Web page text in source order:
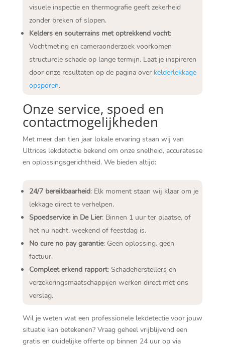
visuele inspectie en thermografie geeft zekerheid
zonder breken of slopen.
Kelders en souterrains met optrekkend vocht:
Vochtmeting en cameraonderzoek voorkomen
structurele schade op lange termijn. Laat je inspireren
door onze resultaten op de pagina over kelderlekkage
opsporen.
Onze service, spoed en
contactmogelijkheden
Met meer dan tien jaar lokale ervaring staan wij van
Ultrices lekdetectie bekend om onze snelheid, accuratesse
en oplossingsgerichtheid. We bieden altijd:
24/7 bereikbaarheid: Elk moment staan wij klaar om je
lekkage direct te verhelpen.
Spoedservice in De Lier: Binnen 1 uur ter plaatse, of
het nu nacht, weekend of feestdag is.
No cure no pay garantie: Geen oplossing, geen
factuur.
Compleet erkend rapport: Schadeherstellers en
verzekeringsmaatschappijen werken direct met ons
verslag.
Wil je weten wat een professionele lekdetectie voor jouw
situatie kan betekenen? Vraag geheel vrijblijvend een
gratis en duidelijke offerte op binnen 24 uur op via